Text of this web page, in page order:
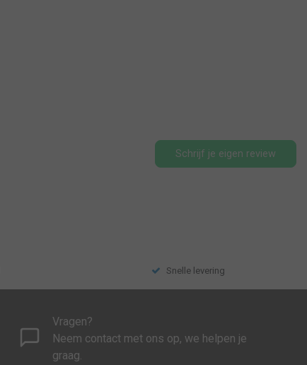
Schrijf je eigen review
Snelle levering
Vragen?
Neem contact met ons op, we helpen je
graag.